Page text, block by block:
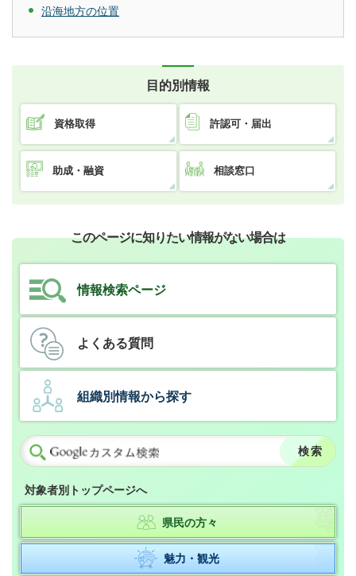
沿海地方の位置
目的別情報
資格取得 許認可・届出
助成・融資 相談窓口
このページに知りたい情報がない場合は
情報検索ページ
よくある質問
組織別情報から探す
対象者別トップページへ
県民の方々
魅力・観光